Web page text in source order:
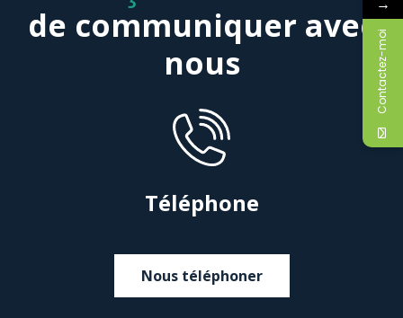
de communiquer avec
nous
Téléphone
Nous téléphoner
→
Contactez-moi